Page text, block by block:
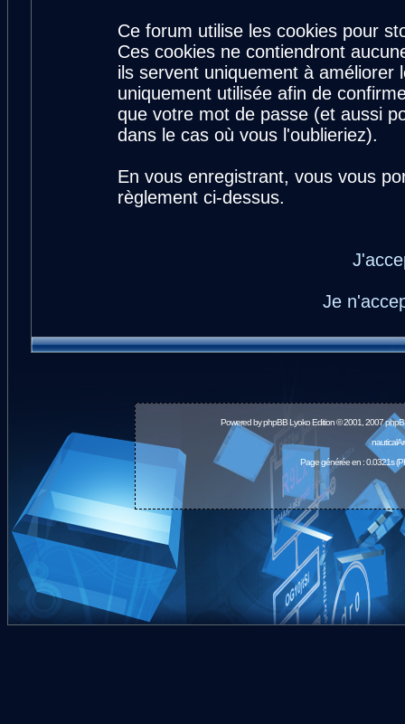
Ce forum utilise les cookies pour
Ces cookies ne contiendront
ils servent uniquement à
uniquement utilisée afin de
que votre mot de passe (et aussi
dans le cas où vous l'oublieriez).
En vous enregistrant, vous vous
règlement ci-dessus.
Je
Powered byphpBBLyoko Edition © 2001, 2007
Page générée en : 0.0321s